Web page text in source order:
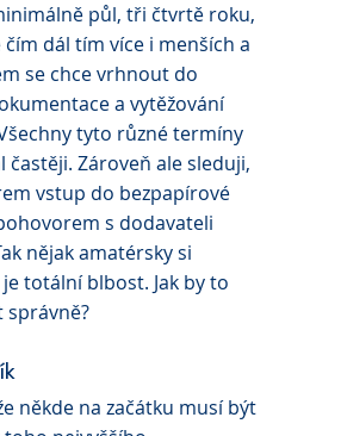
půl, tři čtvrtě roku,
čím dál tím více i menších a
se chce vrhnout do
a vytěžování
tyto různé termíny
častěji. Zároveň ale sleduji,
vstup do bezpapírové
s dodavateli
nějak amatérsky si
totální blbost. Jak by to
správně?
někde na začátku musí být